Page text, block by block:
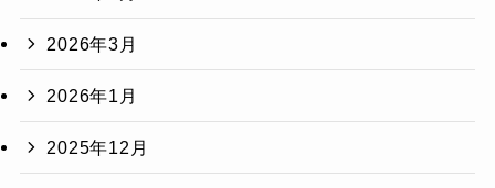
2026年3月
2026年1月
2025年12月